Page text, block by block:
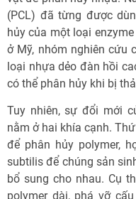
(PCL) đã từng được
hủy của một loại
ở Mỹ, nhóm nghiên cứu
loại nhựa dẻo đàn hồi
có thể phân hủy khi bị
Tuy nhiên, sự đổi mới
nằm ở hai khía cạnh.
để phân hủy polymer,
subtilis để chúng sản
bổ sung cho nhau. Cụ
polymer dài, phá vỡ